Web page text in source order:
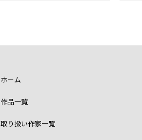
ホーム
作品一覧
取り扱い作家一覧